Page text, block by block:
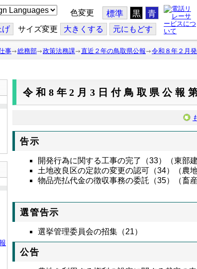
色変更 標準 黒 青
げ サイズ変更 大きくする 元にもどす
事 総務部 政策法務課 直近２年の鳥取県公報 令和８年２月
令和8年2月3日付鳥取県公報
告示
開発行為に関する工事の完了（33）（東部
土地改良区の定款の変更の認可（34）（農
物品売払代金の徴収事務の委託（35）（畜
選管告示
選挙管理委員会の招集（21）
公告